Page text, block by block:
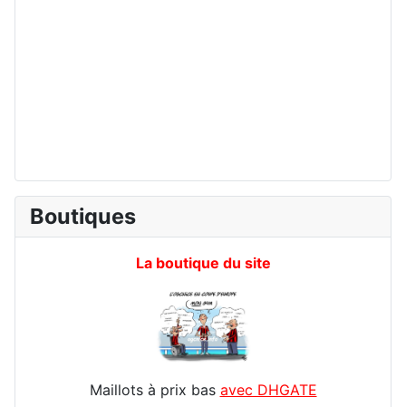
Boutiques
La boutique du site
Maillots à prix bas avec DHGATE